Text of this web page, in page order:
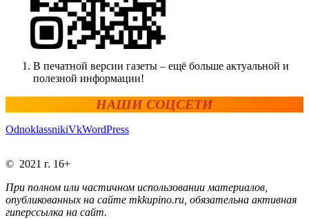
В печатной версии газеты – ещё больше актуальной и
полезной информации!
НАШИ СОЦСЕТИ
OdnoklassnikiVkWordPress
© 2021 г. 16+
При полном или частичном использовании материалов,
опубликованных на сайте mkkupino.ru, обязательна активная
гиперссылка на сайт.